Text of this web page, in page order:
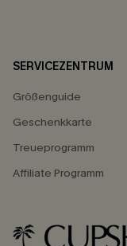
SERVICEZENTRUM
Größenguide
Geschenkkarte
Treueprogramm
Affiliate Programm